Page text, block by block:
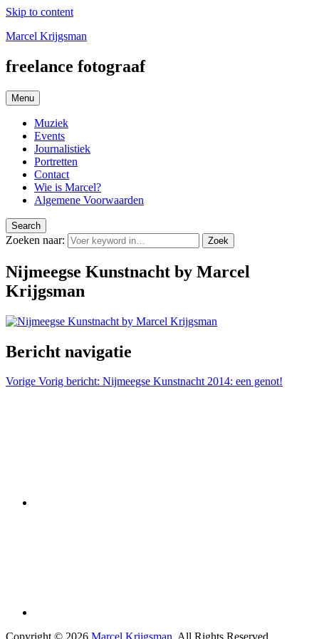
Skip to content
Marcel Krijgsman
freelance fotograaf
Menu
Muziek
Events
Journalistiek
Portretten
Contact
Wie is Marcel?
Algemene Voorwaarden
Search
Zoeken naar: Zoek
Nijmeegse Kunstnacht by Marcel
Krijgsman
Bericht navigatie
Vorige Vorig bericht: Nijmeegse Kunstnacht 2014: een genot!